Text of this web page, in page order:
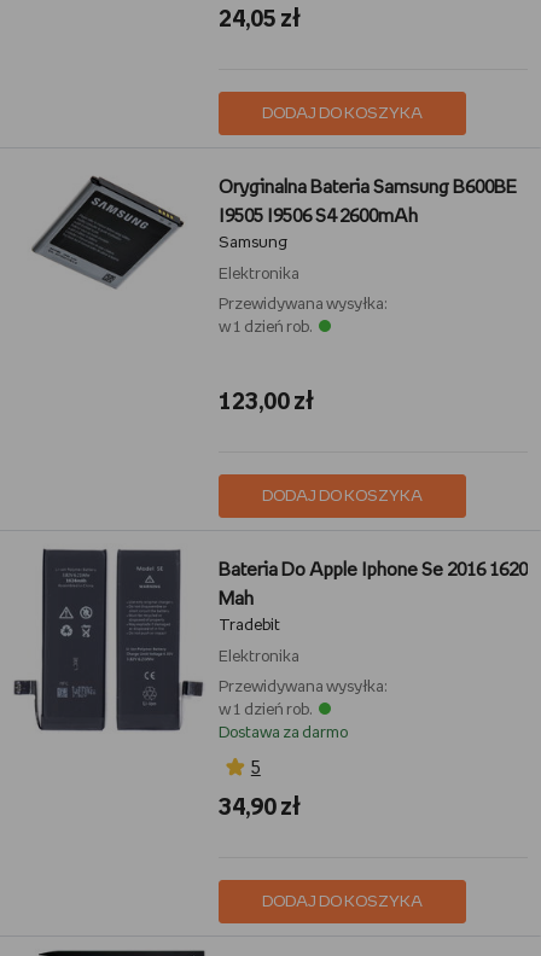
24,05 zł
DODAJ DO KOSZYKA
Oryginalna Bateria Samsung B600BE
I9505 I9506 S4 2600mAh
Samsung
Elektronika
Przewidywana wysyłka:
w 1 dzień rob.
123,00 zł
DODAJ DO KOSZYKA
Bateria Do Apple Iphone Se 2016 1620
Mah
Tradebit
Elektronika
Przewidywana wysyłka:
w 1 dzień rob.
Dostawa za darmo
5
34,90 zł
DODAJ DO KOSZYKA